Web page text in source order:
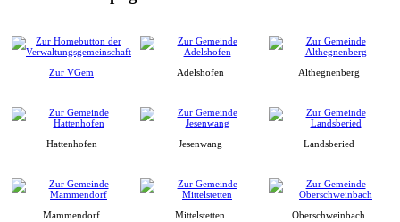
Zur VGem Adelshofen Althegnenberg
Hattenhofen Jesenwang Landsberied
Mammendorf Mittelstetten Oberschweinbach